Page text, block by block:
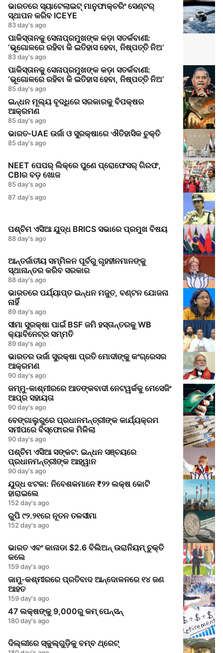
ଭାରତରେ ସ୍ୟାଟେଲାଇଟ୍ ମାନୁଫାକ୍ଚରିଂ ସେଣ୍ଟର୍
ସ୍ଥାପନ କରିବ ICEYE
83 day's ago
ପାକିସ୍ତାନକୁ ସେନାପ୍ରମୁଖଙ୍କ କଡ଼ା ସତର୍କବାଣୀ:
‘ଭୂଗୋଳରେ ରହିବା କି ଇତିହାସ ହେବା, ନିଷ୍ପତ୍ତି ନିଅ’
83 day's ago
ପାକିସ୍ତାନକୁ ସେନାପ୍ରମୁଖଙ୍କ କଡ଼ା ସତର୍କବାଣୀ:
‘ଭୂଗୋଳରେ ରହିବା କି ଇତିହାସ ହେବା, ନିଷ୍ପତ୍ତି ନିଅ’
85 day's ago
ଇନ୍ଧନ ମୂଲ୍ୟ ବୃଦ୍ଧିରେ ସରକାରକୁ ବିପକ୍ଷର
ଆକ୍ରମଣ
85 day's ago
ଭାରତ‑UAE ଉର୍ଜା ଓ ସୁରକ୍ଷାରେ ଐତିହାସିକ ଚୁକ୍ତି
85 day's ago
NEET ପେପର୍ ଲିକ୍‌ରେ ପୁଣେ ପ୍ରୋଫେସର୍‌ ଗିରଫ,
CBIର ବଡ଼ ଖୋଜ
85 day's ago
87 day's ago
ପଶ୍ଚିମ ଏସିଆ ଯୁଦ୍ଧ BRICS ସଭାରେ ପ୍ରମୁଖ ବିଷୟ
88 day's ago
ଆନ୍ତର୍ଜାତୀୟ ସମ୍ମିଳନ ପୂର୍ବରୁ ଗୃହହୀନମାନଙ୍କୁ
ସ୍ଥାନାନ୍ତର କରିବ ସରକାର
88 day's ago
ଭାରତରେ ପର୍ଯ୍ୟାପ୍ତ ଇନ୍ଧନ ମଜୁତ, ବଣ୍ଟନ ଯୋଜନା
ନାହିଁ
89 day's ago
ସୀମା ସୁରକ୍ଷା ପାଇଁ BSF ଜମି ହସ୍ତାନ୍ତରକୁ WB
କ୍ୟାବିନେଟ୍‌ର ସମ୍ମତି
89 day's ago
ଭାରତର ଉର୍ଜା ସୁରକ୍ଷା ପ୍ରତି ମୋଦୀଙ୍କୁ କଂଗ୍ରେସର
ଆକ୍ରମଣ
90 day's ago
ଜମ୍ମୁ-କାଶ୍ମୀରରେ ଆତଙ୍କବାଦୀ ନେଟୱର୍କକୁ ମେସେଜିଂ
ଆପ୍‌ର ସହାୟତା
90 day's ago
ବେଙ୍ଗାଲୁରୁରେ ପ୍ରଧାନମନ୍ତ୍ରୀଙ୍କ କାର୍ଯ୍ୟକ୍ରମ
ସମୀପରେ ବିସ୍ଫୋରକ ମିଳିଲା
90 day's ago
ପଶ୍ଚିମ ଏସିଆ ସଙ୍କଟ: ଇନ୍ଧନ ସଞ୍ଚୟରେ
ପ୍ରଧାନମନ୍ତ୍ରୀଙ୍କ ଆହ୍ୱାନ
90 day's ago
ଯୁଦ୍ଧ ଝଟକା: ନିବେଶକମାନେ ₹୨୨ ଲକ୍ଷ କୋଟି
ହାରାଇଲେ
152 day's ago
ରୁପି ୯୨.୨୧ରେ ନୂତନ ତଳସୀମା
152 day's ago
ଭାରତ ଏବଂ କାନାଡା $2.6 ବିଲିଅନ୍ ଉରାନିୟମ୍ ଚୁକ୍ତି
କଲେ
159 day's ago
ଜାମୁ-କଶ୍ମୀରରେ ପ୍ରତିବାଦ ଆନ୍ଦୋଳନରେ ୧୪ ଜଣ
ଆହତ
159 day's ago
47 ଲକ୍ଷଙ୍କୁ 9,000ରୁ କମ୍ ପେନ୍ସନ୍
180 day's ago
ଦିଲ୍ଲୀରେ ସ୍କୁଲ୍‌ଗୁଡ଼ିକୁ ବମ୍ବ ଥ୍ରେଟ୍